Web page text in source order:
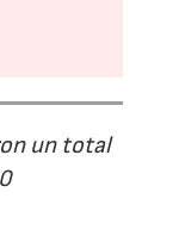
un total